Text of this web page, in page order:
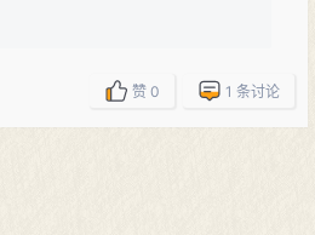
赞 0 1 条讨论